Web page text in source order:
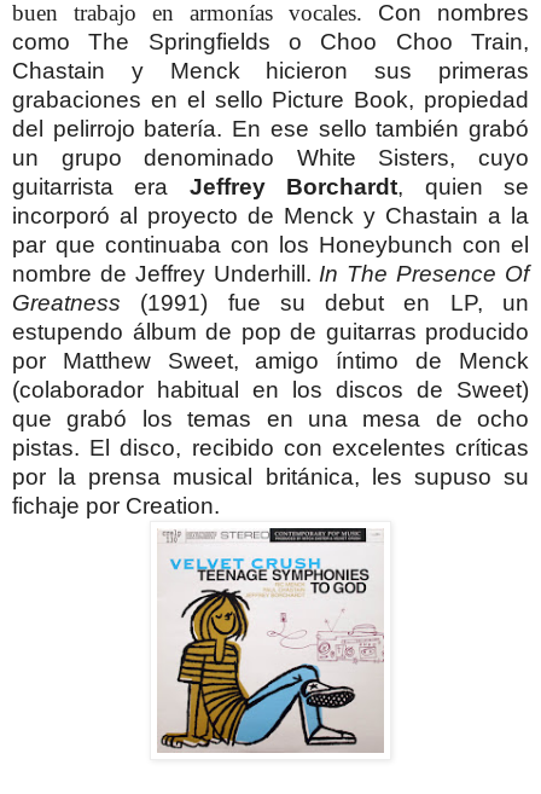
buen trabajo en armonías vocales. Con nombres
como The Springfields o Choo Choo Train,
Chastain y Menck hicieron sus primeras
grabaciones en el sello Picture Book, propiedad
del pelirrojo batería. En ese sello también grabó
un grupo denominado White Sisters, cuyo
guitarrista era Jeffrey Borchardt, quien se
incorporó al proyecto de Menck y Chastain a la
par que continuaba con los Honeybunch con el
nombre de Jeffrey Underhill. In The Presence Of
Greatness (1991) fue su debut en LP, un
estupendo álbum de pop de guitarras producido
por Matthew Sweet, amigo íntimo de Menck
(colaborador habitual en los discos de Sweet)
que grabó los temas en una mesa de ocho
pistas. El disco, recibido con excelentes críticas
por la prensa musical británica, les supuso su
fichaje por Creation.